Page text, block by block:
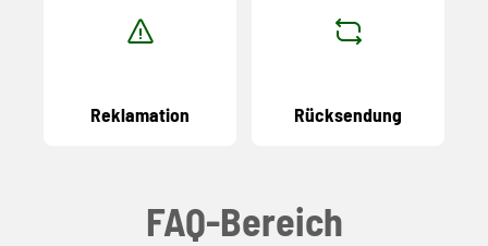
Reklamation Rücksendung
FAQ-Bereich